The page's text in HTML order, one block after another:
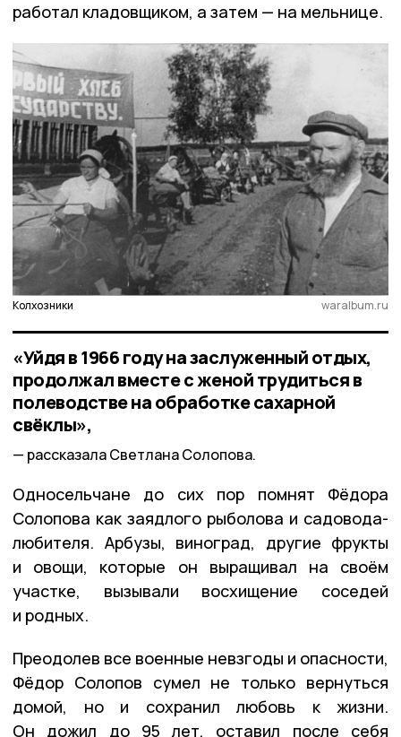
работал кладовщиком, а затем — на мельнице.
Колхозники waralbum.ru
«Уйдя в 1966 году на заслуженный отдых,
продолжал вместе с женой трудиться в
полеводстве на обработке сахарной
свёклы»,
рассказала Светлана Солопова.
Односельчане до сих пор помнят Фёдора
Солопова как заядлого рыболова и садовода-
любителя. Арбузы, виноград, другие фрукты
и овощи, которые он выращивал на своём
участке, вызывали восхищение соседей
и родных.
Преодолев все военные невзгоды и опасности,
Фёдор Солопов сумел не только вернуться
домой, но и сохранил любовь к жизни.
Он дожил до 95 лет, оставил после себя